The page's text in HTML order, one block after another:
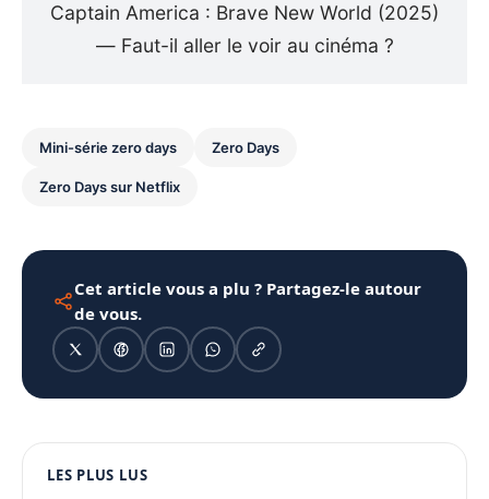
Captain America : Brave New World (2025)
— Faut-il aller le voir au cinéma ?
Mini-série zero days Zero Days
Zero Days sur Netflix
Cet article vous a plu ? Partagez-le autour
de vous.
PUBLICITÉ
LES PLUS LUS